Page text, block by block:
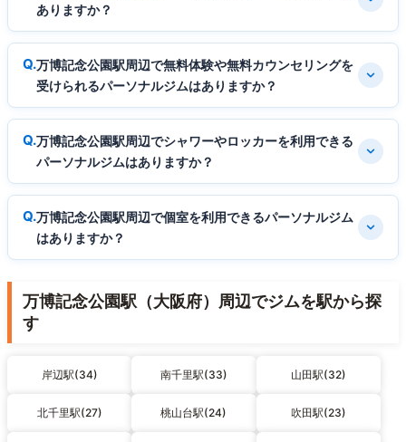
ありますか？
万博記念公園駅周辺で無料体験や無料カウンセリングを
受けられるパーソナルジムはありますか？
万博記念公園駅周辺でシャワーやロッカーを利用できる
パーソナルジムはありますか？
万博記念公園駅周辺で個室を利用できるパーソナルジム
はありますか？
万博記念公園駅（大阪府）周辺でジムを駅から探
す
岸辺駅(34) 南千里駅(33) 山田駅(32)
北千里駅(27) 桃山台駅(24) 吹田駅(23)